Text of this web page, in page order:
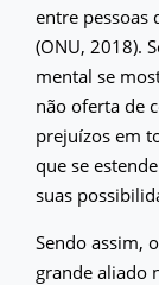
entre pessoas
(ONU, 2018).
mental se
não oferta de
prejuízos em
que se
suas
Sendo assim,
grande aliado